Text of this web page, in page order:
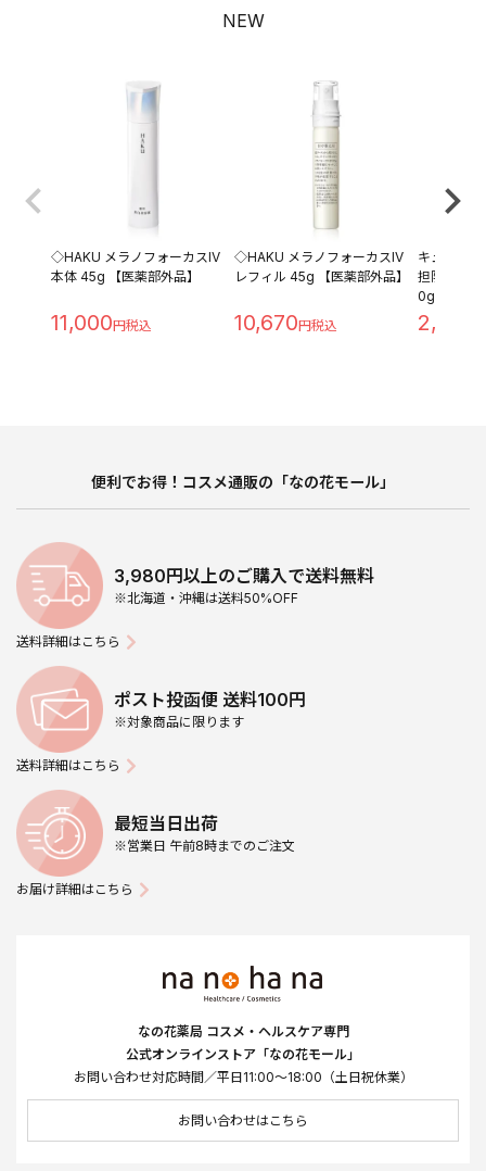
NEW
◇HAKU メラノフォーカスIV
本体 45g 【医薬部外品】
11,000
◇HAKU メラノフォーカスIV
レフィル 45g 【医薬部外品】
10,670
キュレル
担防止ベ
0g
2,280
便利でお得！コスメ通販の「なの花モール」
3,980円以上のご購入で送料無料
※北海道・沖縄は送料50%OFF
送料詳細はこちら
ポスト投函便 送料100円
※対象商品に限ります
送料詳細はこちら
最短当日出荷
※営業日 午前8時までのご注文
お届け詳細はこちら
なの花薬局 コスメ・ヘルスケア専門
公式オンラインストア「なの花モール」
お問い合わせ対応時間／平日11:00～18:00（土日祝休業）
お問い合わせはこちら